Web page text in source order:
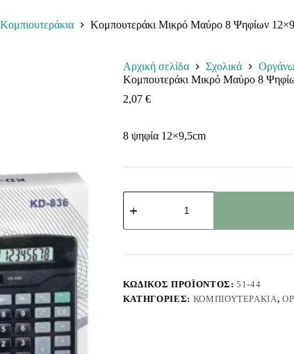
Κομπιουτεράκια Κομπουτεράκι Μικρό Μαύρο 8 Ψηφίων
Αρχική σελίδα Σχολικά
Κομπουτεράκι Μικρό Μαύρο 8
2,07 €
8 ψηφία 12×9,5cm
Κομπουτεράκι
Μικρό
8
12x9,5cm
7164
ποσότητα
ΚΩΔΙΚΌΣ ΠΡΟΪΌΝΤΟΣ:51-44
ΚΑΤΗΓΟΡΊΕΣ: ΚΟΜΠΙΟΥΤΕΡΆΚΙΑ,